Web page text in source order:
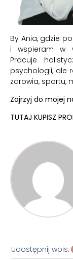
By Ania, gdzie
i wspieram w
Pracuje
psychologii, ale
zdrowia, sportu,
Zajrzyj do mojej
TUTAJ KUPISZ
Udostępnij wpis: